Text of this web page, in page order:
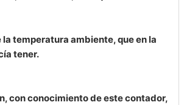
temperatura ambiente, que en la
tener.
con conocimiento de este contador,